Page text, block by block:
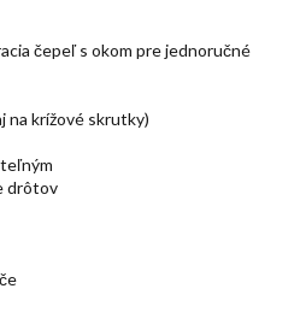
čepeľ s okom pre jednoručné
na krížové skrutky)
drôtov